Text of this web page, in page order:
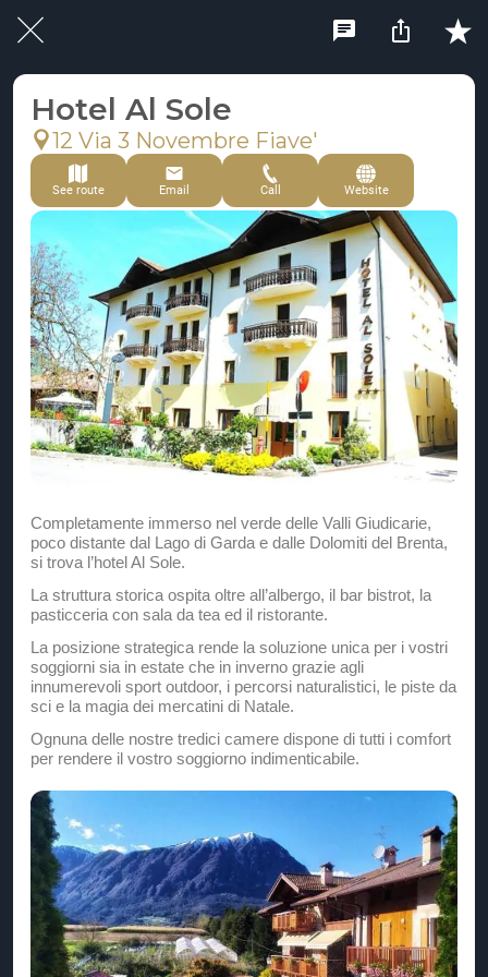
Hotel Al Sole
12 Via 3 Novembre Fiave'
See route Email Call Website
Completamente immerso nel verde delle Valli Giudicarie,
poco distante dal Lago di Garda e dalle Dolomiti del Brenta,
si trova l’hotel Al Sole.
La struttura storica ospita oltre all’albergo, il bar bistrot, la
pasticceria con sala da tea ed il ristorante.
La posizione strategica rende la soluzione unica per i vostri
soggiorni sia in estate che in inverno grazie agli
innumerevoli sport outdoor, i percorsi naturalistici, le piste da
sci e la magia dei mercatini di Natale.
Ognuna delle nostre tredici camere dispone di tutti i comfort
per rendere il vostro soggiorno indimenticabile.